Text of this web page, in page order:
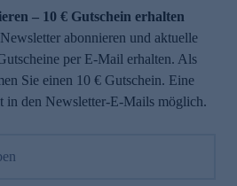
– 10 € Gutschein erhalten
abonnieren und aktuelle
per E-Mail erhalten. Als
Sie einen 10 € Gutschein. Eine
in den Newsletter-E-Mails möglich.